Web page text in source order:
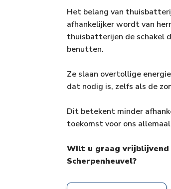
Het belang van
afhankelijker wordt van
thuisbatterijen de schakel
benutten.
Ze slaan overtollige
dat nodig is, zelfs als de
Dit betekent minder
toekomst voor ons
Wilt u graag vrijblijvend
Scherpenheuvel?